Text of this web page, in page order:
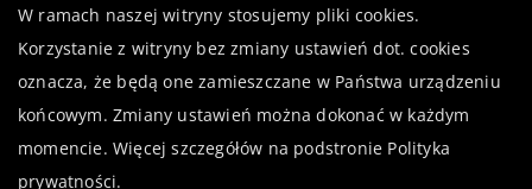
W ramach naszej witryny stosujemy pliki cookies.
Korzystanie z witryny bez zmiany ustawień dot. cookies
oznacza, że będą one zamieszczane w Państwa urządzeniu
końcowym. Zmiany ustawień można dokonać w każdym
momencie. Więcej szczegółów na podstronie Polityka
prywatności.